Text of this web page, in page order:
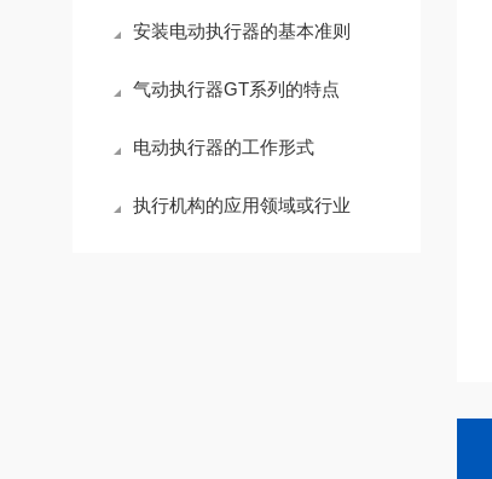
安装电动执行器的基本准则
气动执行器GT系列的特点
电动执行器的工作形式
执行机构的应用领域或行业